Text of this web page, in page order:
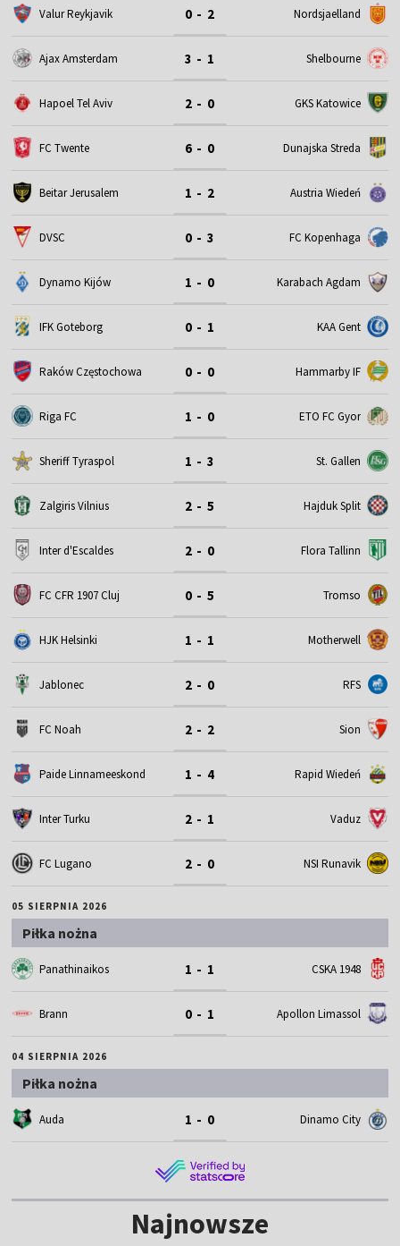
Valur Reykjavik 0 - 2 Nordsjaelland
Ajax Amsterdam 3 - 1 Shelbourne
Hapoel Tel Aviv 2 - 0 GKS Katowice
FC Twente 6 - 0 Dunajska Streda
Beitar Jerusalem 1 - 2 Austria Wiedeń
DVSC 0 - 3 FC Kopenhaga
Dynamo Kijów 1 - 0 Karabach Agdam
IFK Goteborg 0 - 1 KAA Gent
Raków Częstochowa 0 - 0 Hammarby IF
Riga FC 1 - 0 ETO FC Gyor
Sheriff Tyraspol 1 - 3 St. Gallen
Zalgiris Vilnius 2 - 5 Hajduk Split
Inter d'Escaldes 2 - 0 Flora Tallinn
FC CFR 1907 Cluj 0 - 5 Tromso
HJK Helsinki 1 - 1 Motherwell
Jablonec 2 - 0 RFS
FC Noah 2 - 2 Sion
Paide Linnameeskond 1 - 4 Rapid Wiedeń
Inter Turku 2 - 1 Vaduz
FC Lugano 2 - 0 NSI Runavik
05 SIERPNIA 2026
Piłka nożna
Panathinaikos 1 - 1 CSKA 1948
Brann 0 - 1 Apollon Limassol
04 SIERPNIA 2026
Piłka nożna
Auda 1 - 0 Dinamo City
Najnowsze